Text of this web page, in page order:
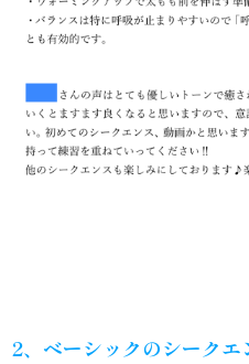
2、 ベーシックのシーク